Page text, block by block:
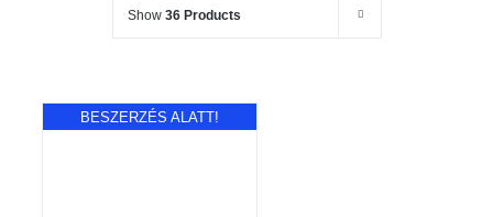
Show 36 Products
BESZERZÉS ALATT!